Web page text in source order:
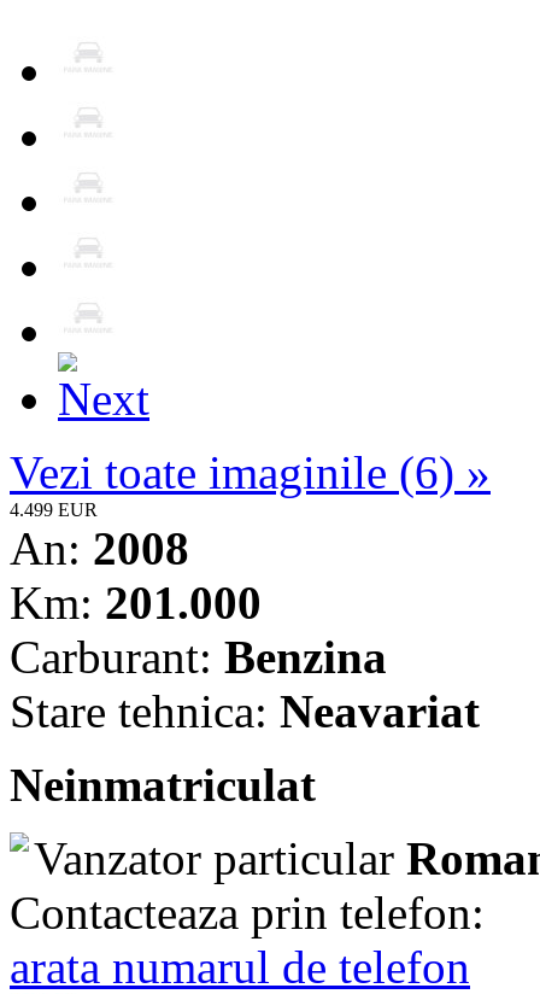
Vezi toate imaginile (6) »
4.499 EUR
An: 2008
Km: 201.000
Carburant: Benzina
Stare tehnica: Neavariat
Neinmatriculat
Vanzator particular
Contacteaza prin telefon:
arata numarul de telefon